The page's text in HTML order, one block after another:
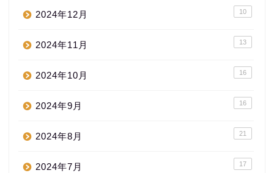
2024年12月 10
2024年11月 13
2024年10月 16
2024年9月 16
2024年8月 21
2024年7月 17